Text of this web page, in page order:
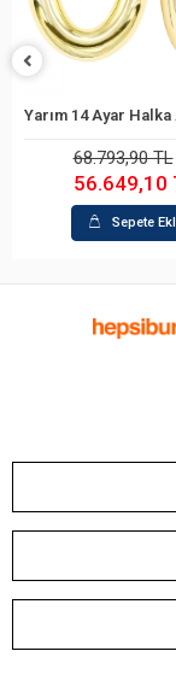
Sepete
68.793,90 TL
56.649,10
Sepete